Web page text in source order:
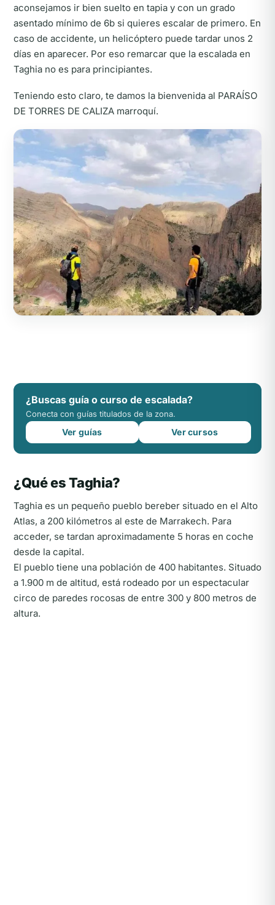
aconsejamos ir bien suelto en tapia y con un grado
asentado mínimo de 6b si quieres escalar de primero. En
caso de accidente, un helicóptero puede tardar unos 2
días en aparecer. Por eso remarcar que la escalada en
Taghia no es para principiantes.
Teniendo esto claro, te damos la bienvenida al PARAÍSO
DE TORRES DE CALIZA marroquí.
¿Buscas guía o curso de escalada?
Conecta con guías titulados de la zona.
Ver guías Ver cursos
¿Qué es Taghia?
Taghia es un pequeño pueblo bereber situado en el Alto
Atlas, a 200 kilómetros al este de Marrakech. Para
acceder, se tardan aproximadamente 5 horas en coche
desde la capital.
El pueblo tiene una población de 400 habitantes. Situado
a 1.900 m de altitud, está rodeado por un espectacular
circo de paredes rocosas de entre 300 y 800 metros de
altura.